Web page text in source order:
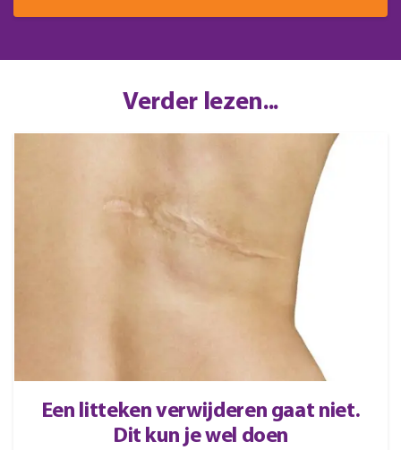
de
de
Verder lezen...
Een litteken verwijderen gaat niet.
Dit kun je wel doen